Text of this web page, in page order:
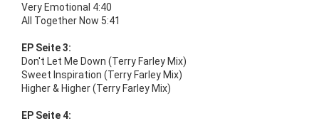
Very Emotional 4:40
All Together Now 5:41
EP Seite 3:
Don't Let Me Down (Terry Farley Mix)
Sweet Inspiration (Terry Farley Mix)
Higher & Higher (Terry Farley Mix)
EP Seite 4: